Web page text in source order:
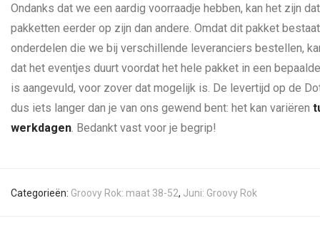
Ondanks dat we een aardig voorraadje hebben, kan het zijn
pakketten eerder op zijn dan andere. Omdat dit pakket
onderdelen die we bij verschillende leveranciers bestellen,
dat het eventjes duurt voordat het hele pakket in een
is aangevuld, voor zover dat mogelijk is. De levertijd op de
dus iets langer dan je van ons gewend bent: het kan variëren
werkdagen . Bedankt vast voor je begrip!
Categorieën: Groovy Rok: maat 38-52, Juni: Groovy Rok